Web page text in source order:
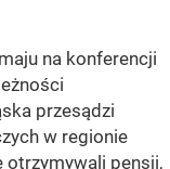
na konferencji
przesądzi
w regionie
otrzymywali pensji,